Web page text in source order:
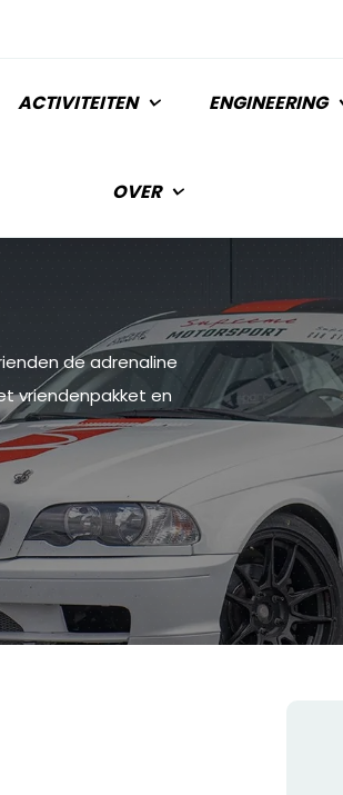
ACTIVITEITEN ENGINEERING
OVER
de adrenaline
vriendenpakket en